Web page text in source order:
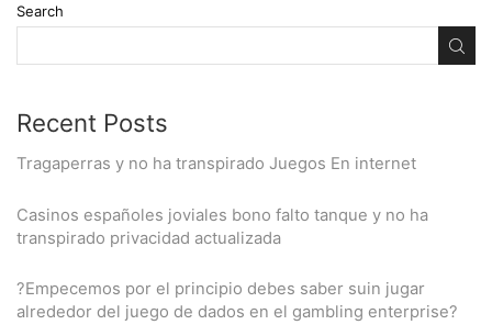
Search
Recent Posts
Tragaperras y no ha transpirado Juegos En internet
Casinos españoles joviales bono falto tanque y no ha
transpirado privacidad actualizada
?Empecemos por el principio debes saber suin jugar
alrededor del juego de dados en el gambling enterprise?